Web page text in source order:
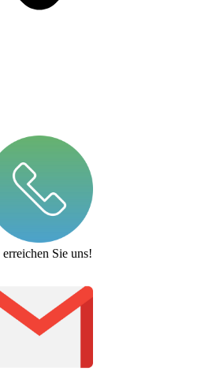
erreichen Sie uns!